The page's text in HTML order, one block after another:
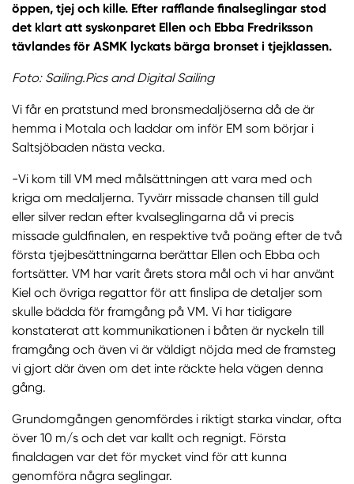
öppen, tjej och kille. Efter rafflande finalseglingar stod
det klart att syskonparet Ellen och Ebba Fredriksson
tävlandes för ASMK lyckats bärga bronset i tjejklassen.
Foto: Sailing.Pics and DigitalSailing
Vi får en pratstund med bronsmedaljöserna då de är
hemma i Motala och laddar om inför EM som börjar i
Saltsjöbaden nästa vecka.
-Vi kom till VM med målsättningen att vara med och
kriga om medaljerna. Tyvärr missade chansen till guld
eller silver redan efter kvalseglingarna då vi precis
missade guldfinalen, en respektive två poäng efter de två
första tjejbesättningarna berättar Ellen och Ebba och
fortsätter. VM har varit årets stora mål och vi har använt
Kiel och övriga regattor för att finslipa de detaljer som
skulle bädda för framgång på VM. Vi har tidigare
konstaterat att kommunikationen i båten är nyckeln till
framgång och även vi är väldigt nöjda med de framsteg
vi gjort där även om det inte räckte hela vägen denna
gång.
Grundomgången genomfördes i riktigt starka vindar, ofta
över 10 m/s och det var kallt och regnigt. Första
finaldagen var det för mycket vind för att kunna
genomföra några seglingar.